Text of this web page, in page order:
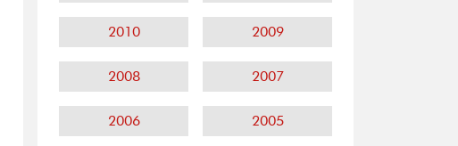
2010 2009
2008 2007
2006 2005